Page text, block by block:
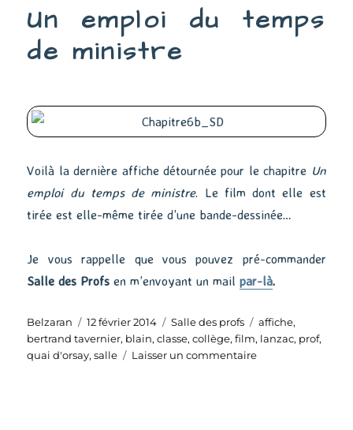
Un emploi du temps
de ministre
Voilà la dernière affiche détournée pour le chapitre Un
emploi du temps de ministre. Le film dont elle est
tirée est elle-même tirée d’une bande-dessinée…
Je vous rappelle que vous pouvez pré-commander
Salle des Profs en m’envoyant un mailpar-là.
Auteur
Belzaran
Publié
le
12 février 2014 Catégories
Salle des profs Étiquettes
affiche,
bertrand tavernier, blain,classe,collège,film, lanzac, prof,
quai d'orsay,salle Laisser un commentairesur